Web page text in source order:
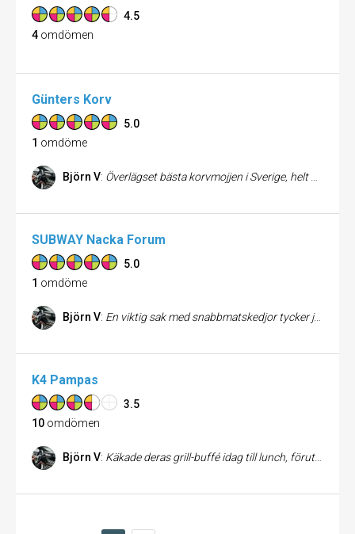
4.5
4 omdömen
Günters Korv
5.0
1 omdöme
Björn V: Överlägset bästa korvmojjen i Sverige, helt otroligt att kunna få denna smaksensation direkt ur en lite holk på Karlbergsvägen. Älskart!!
SUBWAY Nacka Forum
5.0
1 omdöme
Björn V: En viktig sak med snabbmatskedjor tycker jag är jämn kvalitet, att man alltid får precis det man förväntar sig. Där är nog Subway bäst i klassen. För övrigt fräsch nyrenoverad restaurang, rent och fint. Trevligt bemötande trots mkt folk i butiken.
K4 Pampas
3.5
10 omdömen
Björn V: Käkade deras grill-buffé idag till lunch, förutom deras fantastiska "marina" läge så är allting smakfullt och vackert upplagt. Väldigt bra utbud och valmöjligheter såväl när det gäller kött som tillbehör. Rekommenderas varmt pm ni vill komma ifrån hetsen och satsa på en god och harmonisk lunch...eller brunch för all del:)